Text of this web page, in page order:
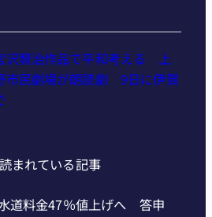
沢賢治作品で平和考える 上
市民劇場が朗読劇 9日に伊賀
まれている記事